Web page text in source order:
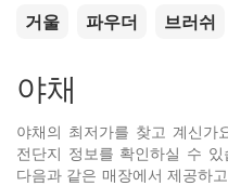
거울
파우더 브러쉬
야채
야채의 최저가를 찾고 계신
전단지 정보를 확인하실 수
다음과 같은 매장에서 제공하